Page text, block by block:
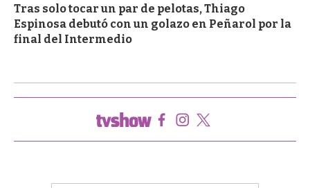
Tras solo tocar un par de pelotas, Thiago
Espinosa debutó con un golazo en Peñarol por la
final del Intermedio